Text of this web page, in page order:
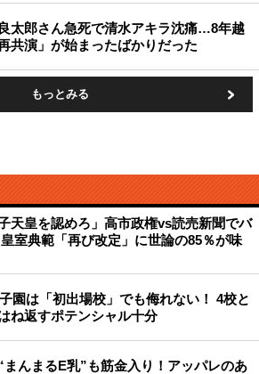
太郎さん急死で清水アキラ沈痛…8年越
共演」が始まったばかりだった
もっとみる
天皇を認めろ」高市政権vs読売新聞でバ
皇室典範「再び改定」に世論の85％が味
園は「初出場校」でも侮れない！ 4校と
ね返すポテンシャル十分
まんまるE乳”も筋金入り！アッパレのあ